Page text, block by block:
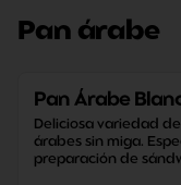
Pan árabe
Pan Árabe
Deliciosa variedad
árabes sin miga.
preparación de